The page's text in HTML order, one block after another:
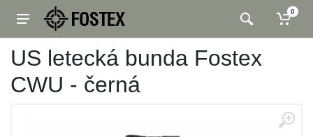
0
US letecká bunda Fostex
CWU - černá